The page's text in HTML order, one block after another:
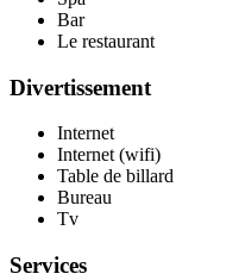
Bar
Le restaurant
Divertissement
Internet
Internet (wifi)
Table de billard
Bureau
Tv
Services